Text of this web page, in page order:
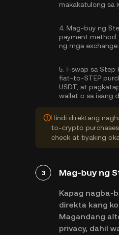
makakatulong sa
4. Mag-buy ng
payment method.
ng mga exchange.
5. I-swap sa Step
fiat-to-STEP
USDT, at
wallet o sa isang
Hindi direktang
to-crypto
check at tiyaking
3 Mag-buy ng
Kapag nagba-
direkta kang
Magandang
privacy, dahil